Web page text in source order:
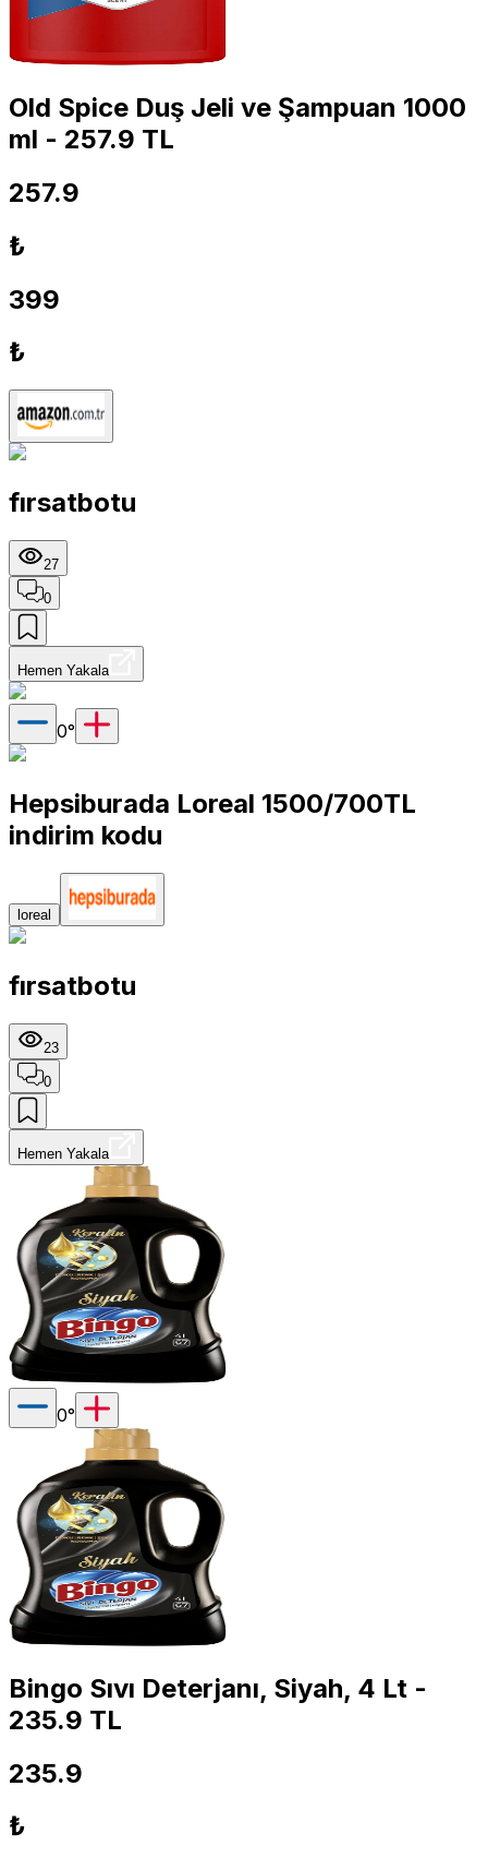
Old Spice Duş Jeli ve Şampuan 1000
ml - 257.9 TL
257.9
₺
399
₺
fırsatbotu
27
0
Hemen Yakala
0°
Hepsiburada Loreal 1500/700TL
indirim kodu
loreal
fırsatbotu
23
0
Hemen Yakala
0°
Bingo Sıvı Deterjanı, Siyah, 4 Lt -
235.9 TL
235.9
₺